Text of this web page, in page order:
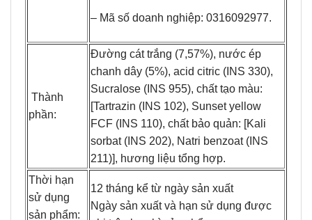
– Mã số doanh nghiệp: 0316092977.
Thành
phần:
Đường cát trắng (7,57%), nước ép
chanh dây (5%), acid citric (INS 330),
Sucralose (INS 955), chất tạo màu:
[Tartrazin (INS 102), Sunset yellow
FCF (INS 110), chất bảo quản: [Kali
sorbat (INS 202), Natri benzoat (INS
211)], hương liệu tổng hợp.
Thời hạn
sử dụng
sản phẩm:
12 tháng kể từ ngày sản xuất
Ngày sản xuất và hạn sử dụng được